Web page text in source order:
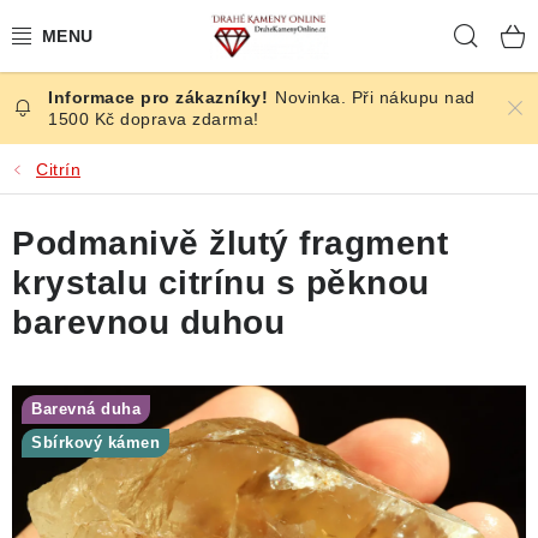
na
ČESKÉ KAMENY
ŠPERKY
KAMENY ZE SVĚTA
BROUŠENÉ
ÚČINKY
KRYSTALY
Novinka. Při nákupu nad
1500 Kč doprava zdarma!
Citrín
Podmanivě žlutý fragment
krystalu citrínu s pěknou
barevnou duhou
Barevná duha
Sbírkový kámen